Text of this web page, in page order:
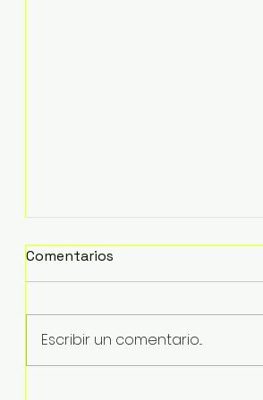
Comentarios
Escribir un comentario...